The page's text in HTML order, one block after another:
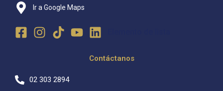
Ir a Google Maps
Contáctanos
02 303 2894